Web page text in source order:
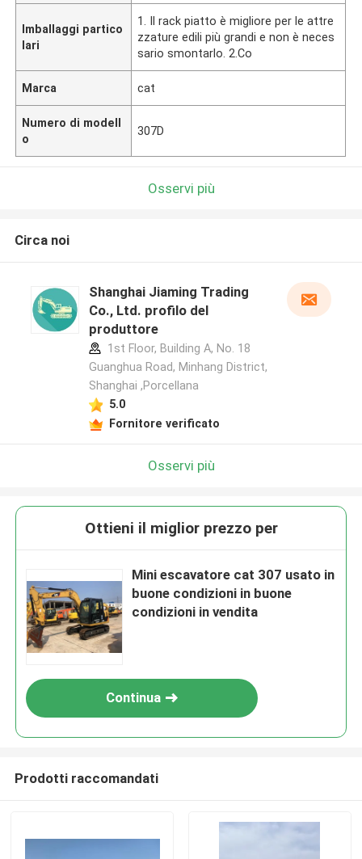
Imballaggi partico
lari
1. Il rack piatto è migliore per le attre
zzature edili più grandi e non è neces
sario smontarlo. 2.Co
Marca cat
Numero di modell
o
307D
Osservi più
Circa noi
Shanghai Jiaming Trading
Co., Ltd. profilo del
produttore
1st Floor, Building A, No. 18
Guanghua Road, Minhang District,
Shanghai ,Porcellana
5.0
Fornitore verificato
Osservi più
Ottieni il miglior prezzo per
Mini escavatore cat 307 usato in
buone condizioni in buone
condizioni in vendita
Continua
Prodotti raccomandati